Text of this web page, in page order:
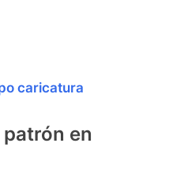
caricatura
en